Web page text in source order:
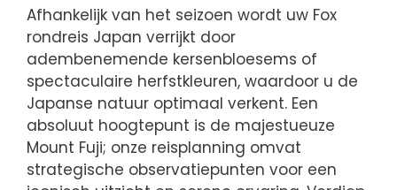
Afhankelijk van het seizoen wordt uw Fox
rondreis Japan verrijkt door
adembenemende kersenbloesems of
spectaculaire herfstkleuren, waardoor u de
Japanse natuur optimaal verkent. Een
absoluut hoogtepunt is de majestueuze
Mount Fuji; onze reisplanning omvat
strategische observatiepunten voor een